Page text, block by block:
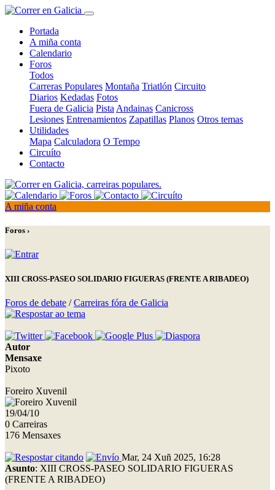
Portada
A miña conta
Calendario
Foros
Todos
Carreras Populares Montaña Triatlón Circuito
Diarios Kedadas Fotos
Fuera de Galicia Pista Andainas Canicross
Lesiones Entrenamientos Zapatillas Planos Otros temas
Utilidades
Mapa Calculadora O Tempo
Circuíto
Contacto
A miña conta
Foros ›
XIII CROSS-PASEO SOLIDARIO FIGUERAS (FRENTE A RIBADEO)
Foros de debate /Carreiras fóra de Galicia
Autor
Mensaxe
Pixoto
Foreiro Xuvenil
19/04/10
0 Carreiras
176 Mensaxes
Mar, 24 Xuñ 2025, 16:28
Asunto: XIII CROSS-PASEO SOLIDARIO FIGUERAS
(FRENTE A RIBADEO)